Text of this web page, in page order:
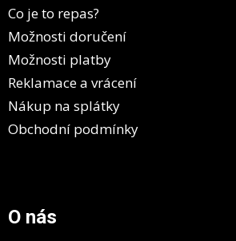
Co je to repas?
Možnosti doručení
Možnosti platby
Reklamace a vrácení
Nákup na splátky
Obchodní podmínky
O nás